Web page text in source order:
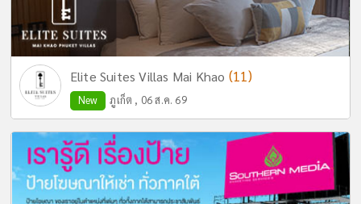
Elite Suites Villas Mai Khao (11)
New ภูเก็ต , 06 ส.ค. 69